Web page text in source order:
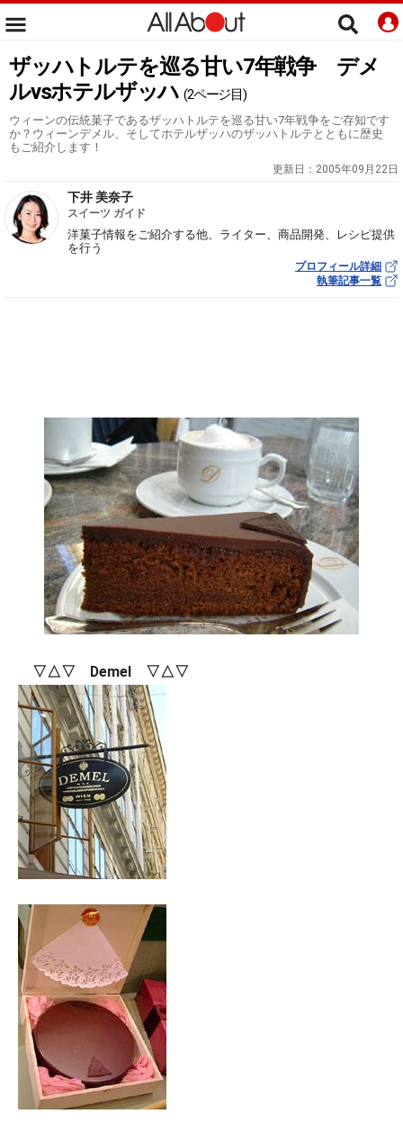
ザッハトルテを巡る甘い7年戦争 デメ
ルvsホテルザッハ (2ページ目)
ウィーンの伝統菓子であるザッハトルテを巡る甘い7年戦争をご存知です
か？ウィーンデメル、そしてホテルザッハのザッハトルテとともに歴史
もご紹介します！
更新日： 2005年09月22日
下井 美奈子
スイーツ ガイド
洋菓子情報をご紹介する他、ライター、商品開発、レシピ提供
を行う
プロフィール詳細
執筆記事一覧
▽△▽ Demel ▽△▽